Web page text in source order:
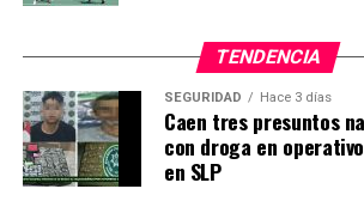
TENDENCIA
SEGURIDAD Hace 3 días
Caen tres presuntos
con droga en
en SLP